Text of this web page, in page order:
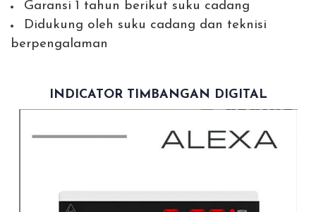
Garansi 1 tahun berikut suku cadang
Didukung oleh suku cadang dan teknisi
berpengalaman
INDICATOR TIMBANGAN DIGITAL